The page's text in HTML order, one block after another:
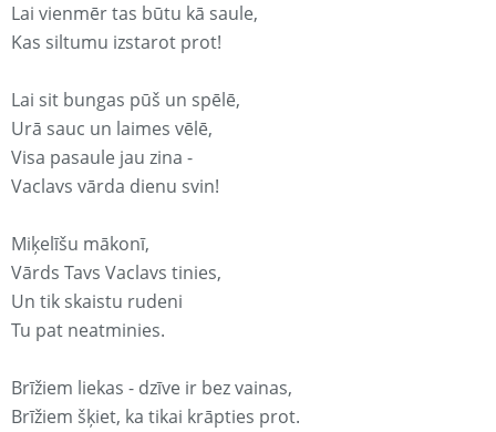
Lai vienmēr tas būtu kā saule,
Kas siltumu izstarot prot!
Lai sit bungas pūš un spēlē,
Urā sauc un laimes vēlē,
Visa pasaule jau zina -
Vaclavs vārda dienu svin!
Miķelīšu mākonī,
Vārds Tavs Vaclavs tinies,
Un tik skaistu rudeni
Tu pat neatminies.
Brīžiem liekas - dzīve ir bez vainas,
Brīžiem šķiet, ka tikai krāpties prot.